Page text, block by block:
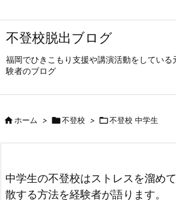
不登校脱出ブログ
福岡でひきこもり支援や講演活動をしている
験者のブログ
ホーム > 不登校 > 不登校 中学生
中学生の不登校はストレスを溜め
散する方法を経験者が語ります。